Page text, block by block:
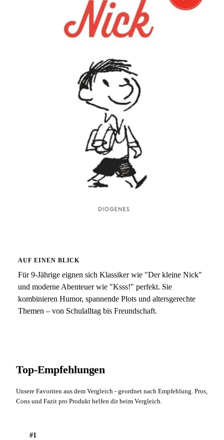
AUF EINEN BLICK
Für 9-Jährige eignen sich Klassiker wie "Der kleine Nick"
und moderne Abenteuer wie "Ksss!" perfekt. Sie
kombinieren Humor, spannende Plots und altersgerechte
Themen – von Schulalltag bis Freundschaft.
Top-Empfehlungen
Unsere Favoriten aus dem Vergleich - geordnet nach Empfehlung. Pros,
Cons und Fazit pro Produkt helfen dir beim Vergleich.
#1